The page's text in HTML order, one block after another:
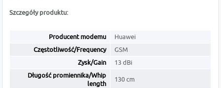
Szczegóły produktu:
Producent modemu
Huawei
Częstotliwość/Frequency
GSM
Zysk/Gain
13 dBi
Długość promiennika/Whip
length
130 cm